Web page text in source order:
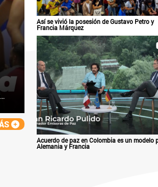
Así se vivió la posesión de Gustavo Petro y
Francia Márquez
Acuerdo de paz en Colombia es un modelo
Alemania y Francia